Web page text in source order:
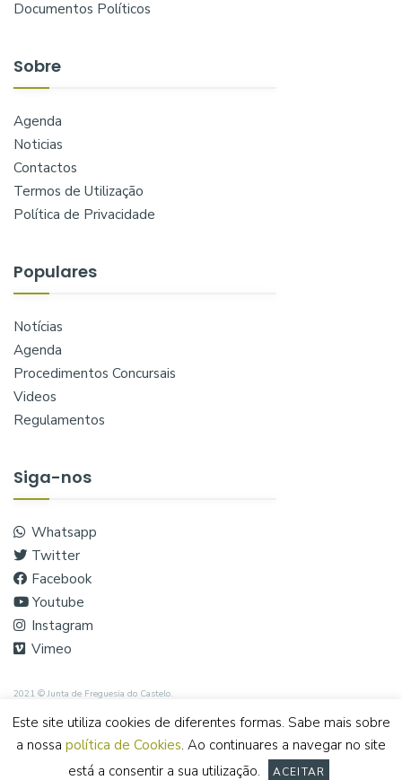
Documentos Políticos
Sobre
Agenda
Noticias
Contactos
Termos de Utilização
Política de Privacidade
Populares
Notícias
Agenda
Procedimentos Concursais
Videos
Regulamentos
Siga-nos
Whatsapp
Twitter
Facebook
Youtube
Instagram
Vimeo
2021 © Junta de Freguesia do Castelo.
Este site utiliza cookies de diferentes formas. Sabe mais sobre
a nossa política de Cookies. Ao continuares a navegar no site
está a consentir a sua utilização.
ACEITAR